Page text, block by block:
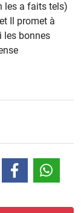
les a faits tels)
Il promet à
les bonnes